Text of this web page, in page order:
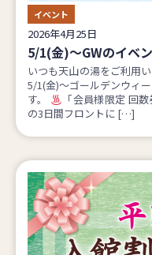
イベント
2026年4月25日
5/1(金)～GWのイベ
いつも天山の湯をご利用
5/1(金)～ゴールデンウィ
す。
「会員様限定 回
の3日間フロントに […]